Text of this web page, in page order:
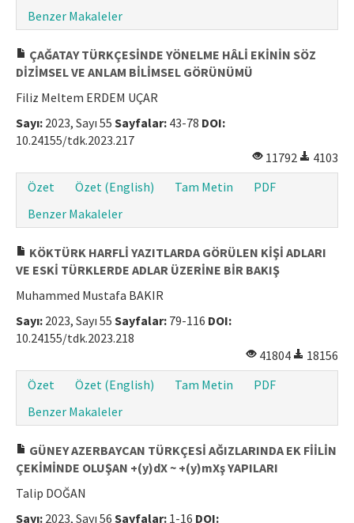
Benzer Makaleler
ÇAĞATAY TÜRKÇESİNDE YÖNELME HÂLİ EKİNİN SÖZ
DİZİMSEL VE ANLAM BİLİMSEL GÖRÜNÜMÜ
Filiz Meltem ERDEM UÇAR
Sayı: 2023, Sayı 55 Sayfalar: 43-78 DOI:
10.24155/tdk.2023.217
11792
4103
Özet
Özet (English) Tam Metin
PDF
Benzer Makaleler
KÖKTÜRK HARFLİ YAZITLARDA GÖRÜLEN KİŞİ ADLARI
VE ESKİ TÜRKLERDE ADLAR ÜZERİNE BİR BAKIŞ
Muhammed Mustafa BAKIR
Sayı: 2023, Sayı 55 Sayfalar: 79-116 DOI:
10.24155/tdk.2023.218
41804
18156
Özet
Özet (English) Tam Metin
PDF
Benzer Makaleler
GÜNEY AZERBAYCAN TÜRKÇESİ AĞIZLARINDA EK FİİLİN
ÇEKİMİNDE OLUŞAN +(y)dX ~ +(y)mXş YAPILARI
Talip DOĞAN
Sayı: 2023, Sayı 56 Sayfalar: 1-16 DOI: